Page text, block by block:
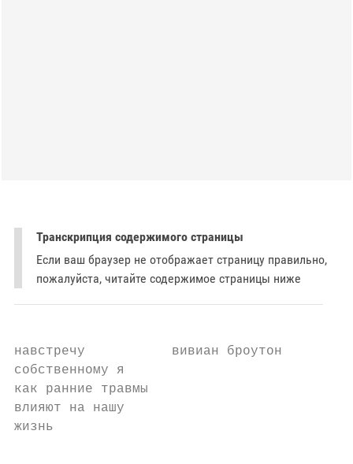
Транскрипция содержимого страницы
Если ваш браузер не отображает страницу правильно,
пожалуйста, читайте содержимое страницы ниже
навстречу           вивиан броутон
собственному я
как ранние травмы
влияют на нашу
жизнь